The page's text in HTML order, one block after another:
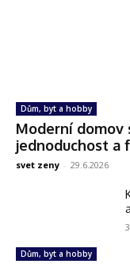
Dům, byt a hobby
Moderní domov
jednoduchost a
svet zeny - 29.6.2026
Dům, byt a hobby